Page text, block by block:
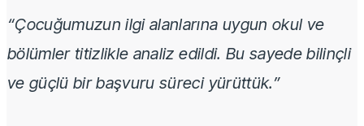
“Çocuğumuzun ilgi alanlarına uygun okul ve
bölümler titizlikle analiz edildi. Bu sayede bilinçli
ve güçlü bir başvuru süreci yürüttük.”